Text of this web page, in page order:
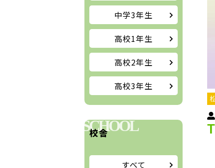
中学3年生
高校1年生
高校2年生
高校3年生
SCHOOL
校舎
すべて